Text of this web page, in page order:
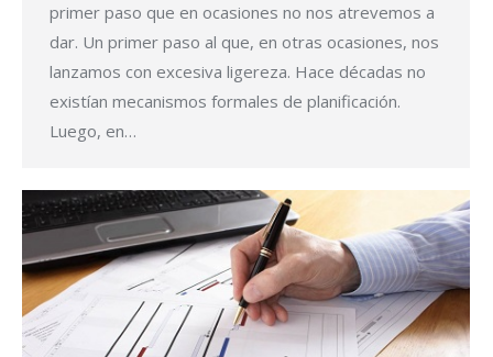
primer paso que en ocasiones no nos atrevemos a
dar. Un primer paso al que, en otras ocasiones, nos
lanzamos con excesiva ligereza. Hace décadas no
existían mecanismos formales de planificación.
Luego, en…